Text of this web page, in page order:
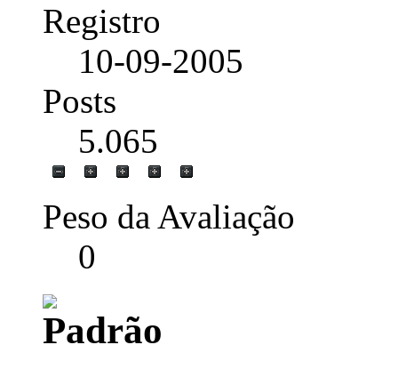
Registro
10-09-2005
Posts
5.065
Peso da Avaliação
0